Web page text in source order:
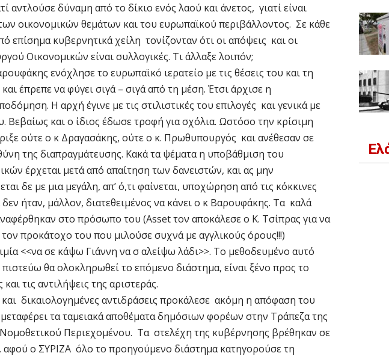
αντλούσε δύναμη από το δίκιο ενός λαού και άνετος, γιατί είναι
οικονομικών θεμάτων και του ευρωπαϊκού περιβάλλοντος. Σε κάθε
επίσημα κυβερνητικά χείλη τονίζονταν ότι οι απόψεις και οι
Οικονομικών είναι συλλογικές. Τι άλλαξε λοιπόν;
ενόχλησε το ευρωπαϊκό ιερατείο με τις θέσεις του και τη
έπρεπε να φύγει σιγά – σιγά από τη μέση. Έτσι άρχισε η
Η αρχή έγινε με τις στιλιστικές του επιλογές και γενικά με
Βεβαίως και ο ίδιος έδωσε τροφή για σχόλια. Ωστόσο την κρίσιμη
ούτε ο κ Δραγασάκης, ούτε ο κ. Πρωθυπουργός και ανέθεσαν σε
της διαπραγμάτευσης. Κακά τα ψέματα η υποβάθμιση του
έρχεται μετά από απαίτηση των δανειστών, και ας μην
δε με μια μεγάλη, απ’ ό,τι φαίνεται, υποχώρηση από τις κόκκινες
ήταν, μάλλον, διατεθειμένος να κάνει ο κ Βαρουφάκης. Τα καλά
στο πρόσωπο του (Asset τον αποκάλεσε ο Κ. Τσίπρας για να
προκάτοχο του που μιλούσε συχνά με αγγλικούς όρους!!!)
<<να σε κάψω Γιάννη να σ αλείψω λάδι>>. To μεθοδευμένο αυτό
θα ολοκληρωθεί το επόμενο διάστημα, είναι ξένο προς το
και τις αντιλήψεις της αριστεράς.
δικαιολογημένες αντιδράσεις προκάλεσε ακόμη η απόφαση του
τα ταμειακά αποθέματα δημόσιων φορέων στην Τράπεζα της
Περιεχομένου. Τα στελέχη της κυβέρνησης βρέθηκαν σε
ο ΣΥΡΙΖΑ όλο το προηγούμενο διάστημα κατηγορούσε τη